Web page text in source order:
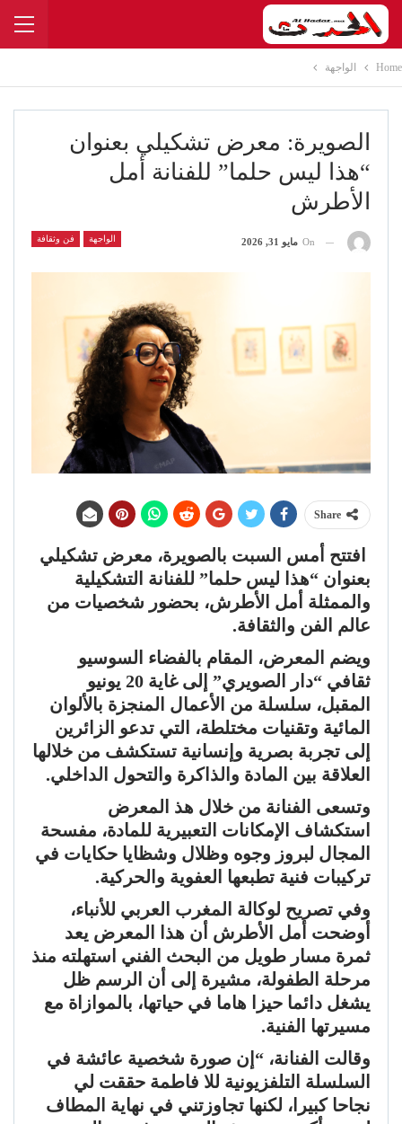
Home الواجهة
الصويرة: معرض تشكيلي بعنوان
“هذا ليس حلما” للفنانة أمل
الأطرش
الواجهة فن وثقافة On مايو 31, 2026
Share
افتتح أمس السبت بالصويرة، معرض تشكيلي
بعنوان “هذا ليس حلما” للفنانة التشكيلية
والممثلة أمل الأطرش، بحضور شخصيات من
عالم الفن والثقافة.
ويضم المعرض، المقام بالفضاء السوسيو
ثقافي “دار الصويري” إلى غاية 20 يونيو
المقبل، سلسلة من الأعمال المنجزة بالألوان
المائية وتقنيات مختلطة، التي تدعو الزائرين
إلى تجربة بصرية وإنسانية تستكشف من خلالها
العلاقة بين المادة والذاكرة والتحول الداخلي.
وتسعى الفنانة من خلال هذ المعرض
استكشاف الإمكانات التعبيرية للمادة، مفسحة
المجال لبروز وجوه وظلال وشظايا حكايات في
تركيبات فنية تطبعها العفوية والحركية.
وفي تصريح لوكالة المغرب العربي للأنباء،
أوضحت أمل الأطرش أن هذا المعرض يعد
ثمرة مسار طويل من البحث الفني استهلته منذ
مرحلة الطفولة، مشيرة إلى أن الرسم ظل
يشغل دائما حيزا هاما في حياتها، بالموازاة مع
مسيرتها الفنية.
وقالت الفنانة، “إن صورة شخصية عائشة في
السلسلة التلفزيونية للا فاطمة حققت لي
نجاحا كبيرا، لكنها تجاوزتني في نهاية المطاف